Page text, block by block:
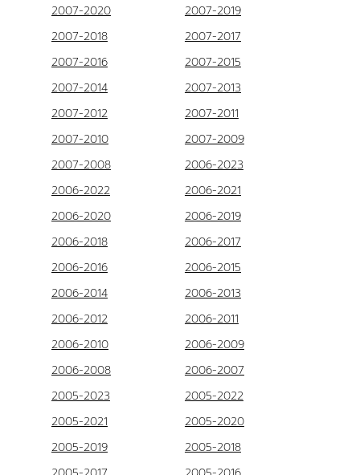
2007-2020
2007-2019
2007-2018
2007-2017
2007-2016
2007-2015
2007-2014
2007-2013
2007-2012
2007-2011
2007-2010
2007-2009
2007-2008
2006-2023
2006-2022
2006-2021
2006-2020
2006-2019
2006-2018
2006-2017
2006-2016
2006-2015
2006-2014
2006-2013
2006-2012
2006-2011
2006-2010
2006-2009
2006-2008
2006-2007
2005-2023
2005-2022
2005-2021
2005-2020
2005-2019
2005-2018